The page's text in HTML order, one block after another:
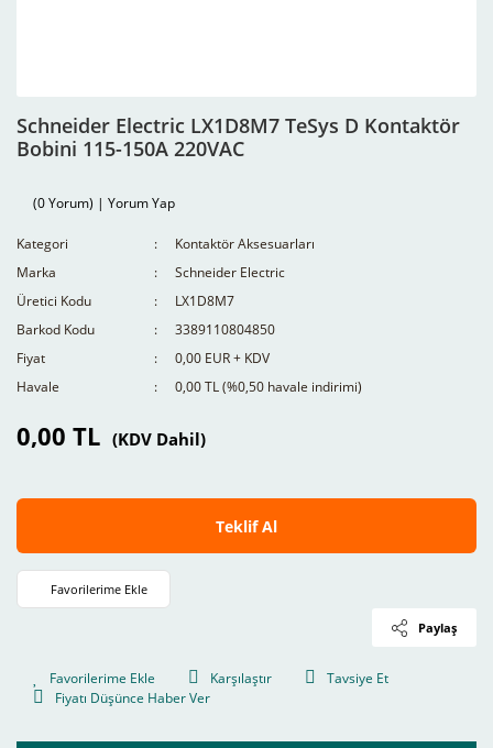
Schneider Electric LX1D8M7 TeSys D Kontaktör
Bobini 115-150A 220VAC
(0 Yorum) | Yorum Yap
Kategori
Kontaktör Aksesuarları
Marka
Schneider Electric
Üretici Kodu
LX1D8M7
Barkod Kodu
3389110804850
Fiyat
0,00 EUR + KDV
Havale
0,00 TL (%0,50 havale indirimi)
0,00 TL (KDV Dahil)
Teklif Al
Paylaş
Karşılaştır
Tavsiye Et
Fiyatı Düşünce Haber Ver